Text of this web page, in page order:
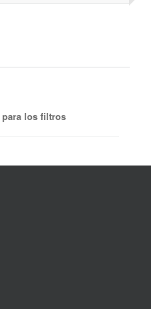
para los filtros